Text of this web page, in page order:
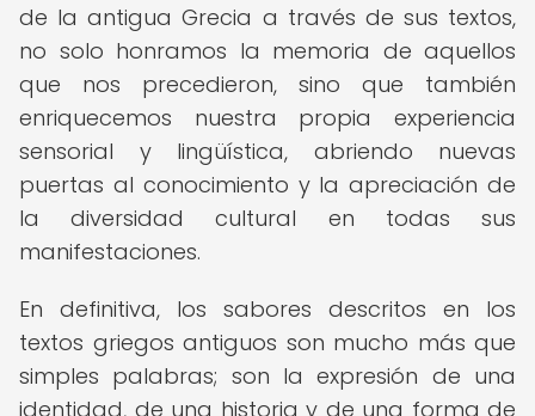
de la antigua Grecia a través de sus textos,
no solo honramos la memoria de aquellos
que nos precedieron, sino que también
enriquecemos nuestra propia experiencia
sensorial y lingüística, abriendo nuevas
puertas al conocimiento y la apreciación de
la diversidad cultural en todas sus
manifestaciones.
En definitiva, los sabores descritos en los
textos griegos antiguos son mucho más que
simples palabras; son la expresión de una
identidad, de una historia y de una forma de